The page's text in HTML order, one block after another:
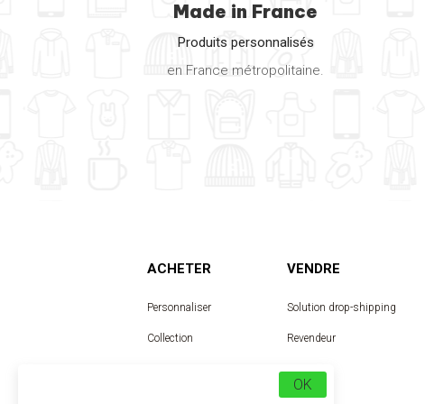
Made in France
Produits personnalisés
en France métropolitaine.
ACHETER
Personnaliser
Collection
VENDRE
Solution drop-shipping
Revendeur
Designer
OK